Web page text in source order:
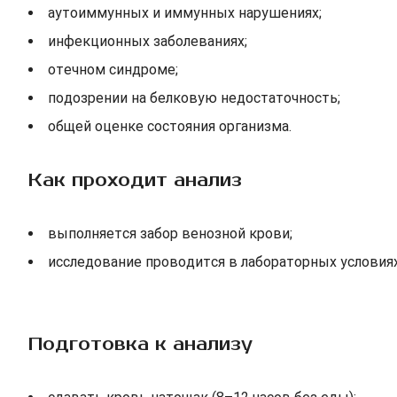
аутоиммунных и иммунных нарушениях;
инфекционных заболеваниях;
отечном синдроме;
подозрении на белковую недостаточность;
общей оценке состояния организма.
Как проходит анализ
выполняется забор венозной крови;
исследование проводится в лабораторных
Подготовка к анализу